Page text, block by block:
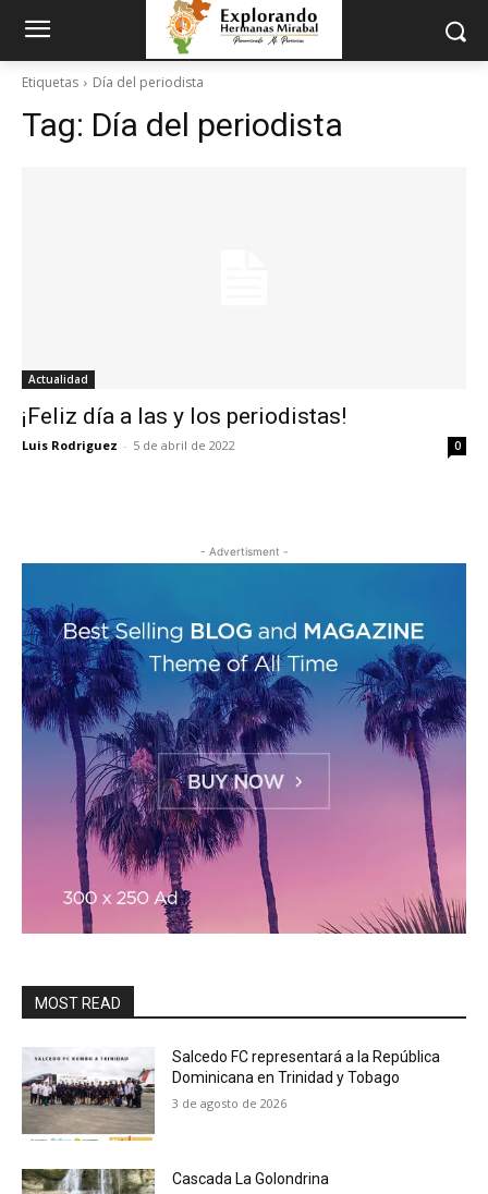
Etiquetas Día del periodista
Tag: Día del periodista
Actualidad
¡Feliz día a las y los periodistas!
Luis Rodriguez - 5 de abril de 2022 0
- Advertisment -
MOST READ
Salcedo FC representará a la República
Dominicana en Trinidad y Tobago
3 de agosto de 2026
Cascada La Golondrina